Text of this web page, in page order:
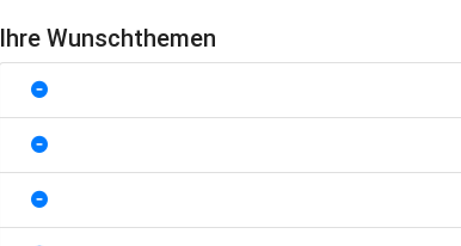
Ihre Wunschthemen